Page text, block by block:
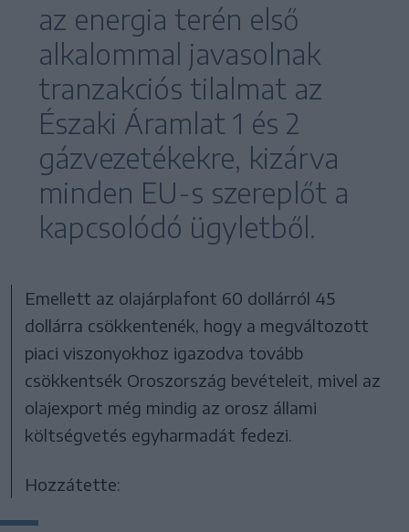
az energia terén első
alkalommal javasolnak
tranzakciós tilalmat az
Északi Áramlat 1 és 2
gázvezetékekre, kizárva
minden EU-s szereplőt a
kapcsolódó ügyletből.
Emellett az olajárplafont 60 dollárról 45
dollárra csökkentenék, hogy a megváltozott
piaci viszonyokhoz igazodva tovább
csökkentsék Oroszország bevételeit, mivel az
olajexport még mindig az orosz állami
költségvetés egyharmadát fedezi.
Hozzátette: